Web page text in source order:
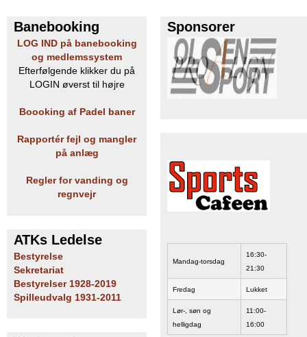
e
n
K
u
PADEL I ATK
Banebooking
LOG IND på banebooking
og medlemssystem
Efterfølgende klikker du på
LOGIN øverst til højre
Boooking af Padel baner
Rapportér fejl og mangler
på anlæg
Regler for vanding og
regnvejr
ATKs Ledelse
Bestyrelse
Sekretariat
Bestyrelser 1928-2019
Spilleudvalg 1931-2011
Sponsorer
Mandag-torsdag
16:30-
21:30
Fredag Lukket
Lør-, søn og
helligdag
11:00-
16:00